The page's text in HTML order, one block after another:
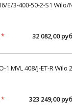
E/3-400-50-2-S1 Wilo/
* 32 082,00
MVL 408/J-ET-R Wilo
* 323 249,00